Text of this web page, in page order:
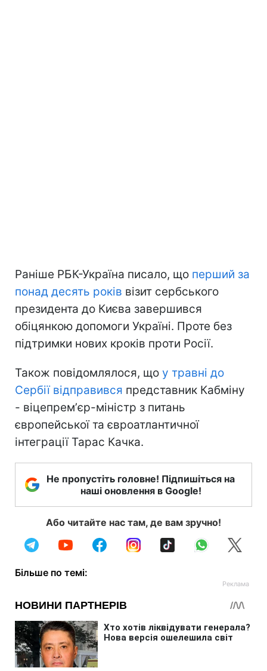
Раніше РБК-Україна писало, що перший за
понад десять років візит сербського
президента до Києва завершився
обіцянкою допомоги Україні. Проте без
підтримки нових кроків проти Росії.
Також повідомлялося, що у травні до
Сербії відправився представник Кабміну
- віцепремʼєр-міністр з питань
європейської та євроатлантичної
інтеграції Тарас Качка.
Не пропустіть головне! Підпишіться на
наші оновлення в Google!
Або читайте нас там, де вам зручно!
Більше по темі: